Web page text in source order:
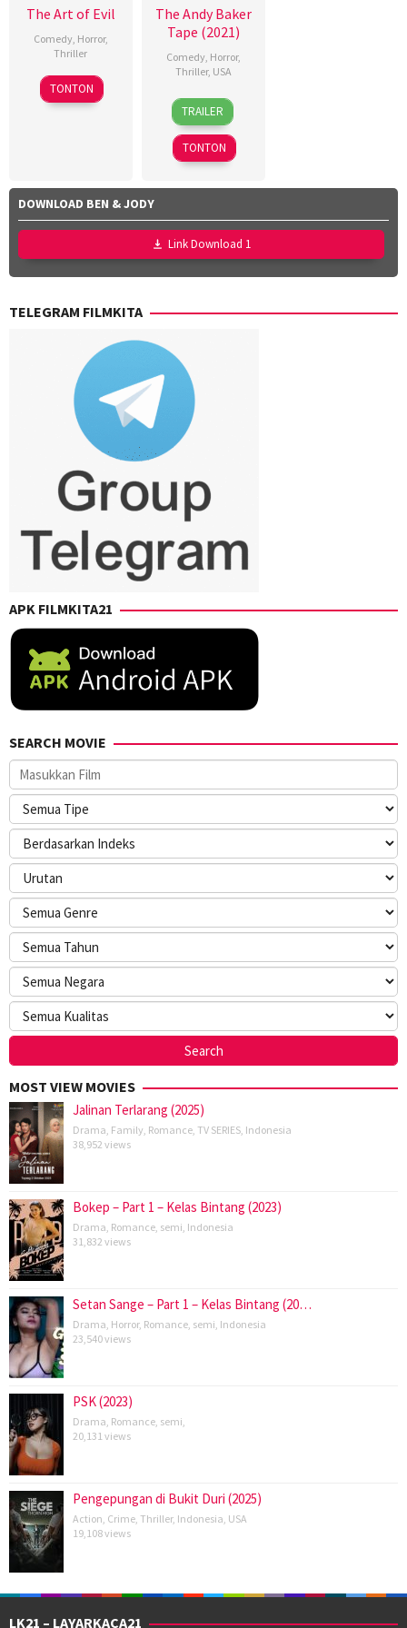
The Art of Evil
Comedy, Horror,
Thriller
TONTON
The Andy Baker
Tape (2021)
Comedy, Horror,
Thriller, USA
12
Aug
2022
Bret
Lada
TRAILER
TONTON
DOWNLOAD BEN & JODY
Link Download 1
TELEGRAM FILMKITA
APK FILMKITA21
SEARCH MOVIE
MOST VIEW MOVIES
Jalinan Terlarang (2025)
Drama Family Romance TV SERIES Indonesia
38,952 views
Bokep – Part 1 – Kelas Bintang (2023)
Drama Romance semi Indonesia
31,832 views
Setan Sange – Part 1 – Kelas Bintang (20…
Drama Horror, Romance semi Indonesia
23,540 views
PSK (2023)
Drama Romance semi
20,131 views
Pengepungan di Bukit Duri (2025)
Action Crime Thriller, Indonesia USA
19,108 views
LK21 – LAYARKACA21